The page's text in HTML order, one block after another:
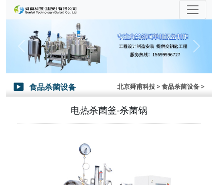
Previous Next
 食品杀菌设备 北京舜甫科技> 食品杀菌设备 >
电热杀菌釜-杀菌锅